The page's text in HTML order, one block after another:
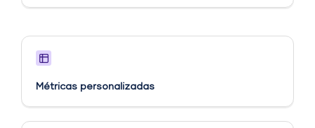
Métricas personalizadas​